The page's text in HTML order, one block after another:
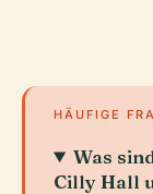
HÄUFIGE
Was
Cilly Hall